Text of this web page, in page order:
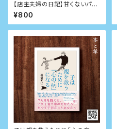
【店主夫婦の日記】甘くないパリ
生活日記 1999秋-2000春
¥800